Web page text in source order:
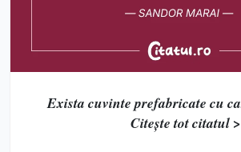
Exista cuvinte prefabricate cu
Citește tot citatul >